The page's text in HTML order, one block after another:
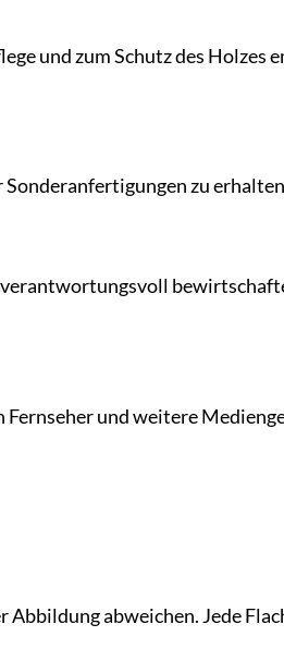
und zum Schutz des Holzes
zu
verantwortungsvoll
Fernseher und weitere
abweichen. Jede